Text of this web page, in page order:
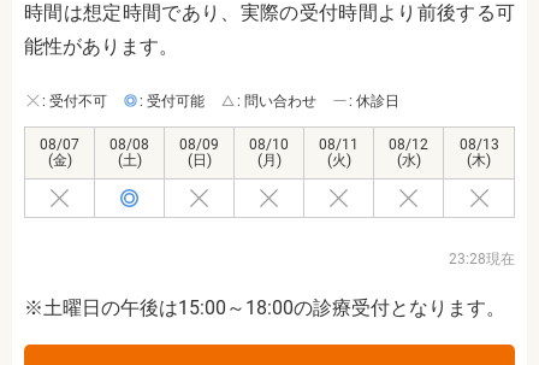
時間は想定時間であり、実際の受付時間より前後する可
能性があります。
: 受付不可 : 受付可能 : 問い合わせ : 休診日
08/07
(金)
08/08
(土)
08/09
(日)
08/10
(月)
08/11
(火)
08/12
(水)
08/13
(木)
23:28現在
※土曜日の午後は15:00～18:00の診療受付となります。